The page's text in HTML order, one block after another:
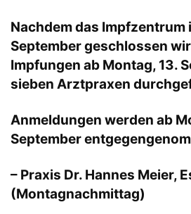
Nachdem das Impfzentrum
September geschlossen
Impfungen ab Montag, 13.
sieben Arztpraxen
Anmeldungen werden ab
September
– Praxis Dr. Hannes Meier,
(Montagnachmittag)